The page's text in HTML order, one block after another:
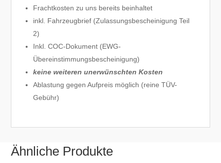
Frachtkosten zu uns bereits beinhaltet
inkl. Fahrzeugbrief (Zulassungsbescheinigung Teil
2)
Inkl. COC-Dokument (EWG-
Übereinstimmungsbescheinigung)
keine weiteren unerwünschten Kosten
Ablastung gegen Aufpreis möglich (reine TÜV-
Gebühr)
Ähnliche Produkte